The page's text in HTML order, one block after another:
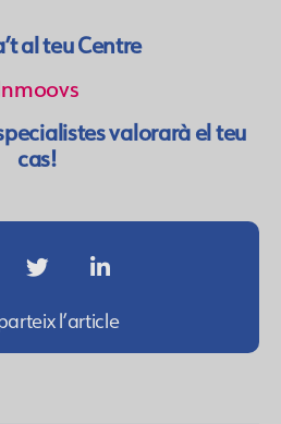
al teu Centre
valorarà el teu
cas!
l’article